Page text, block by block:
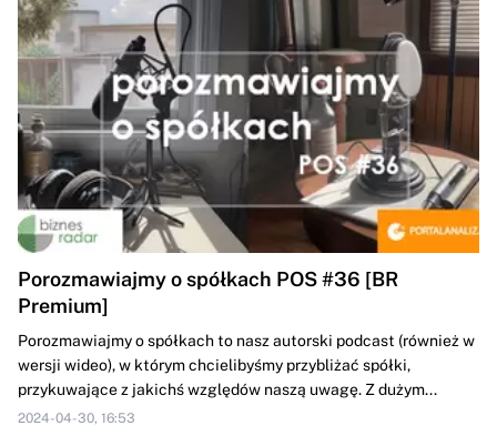
Porozmawiajmy o spółkach POS #36 [BR
Premium]
Porozmawiajmy o spółkach to nasz autorski podcast (również w
wersji wideo), w którym chcielibyśmy przybliżać spółki,
przykuwające z jakichś względów naszą uwagę. Z dużym...
2024-04-30, 16:53